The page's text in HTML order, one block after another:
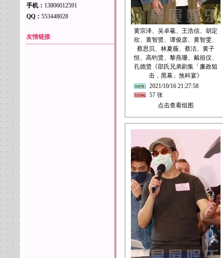
手机： 13806012591
QQ： 553448028
友情链接
黄宗泽、吴卓羲、王浩信、胡定
欣、黄智贤、谭俊彦、黄智雯、
蔡思贝、林夏薇、蔡洁、黄子
恒、高钧贤、黎燕珊、戴祖仪、
孔德贤《邵氏兄弟剧集「廉政狙
击．黑幕」煞科宴》
2021/10/16 21:27:58
57 张
点击查看组图